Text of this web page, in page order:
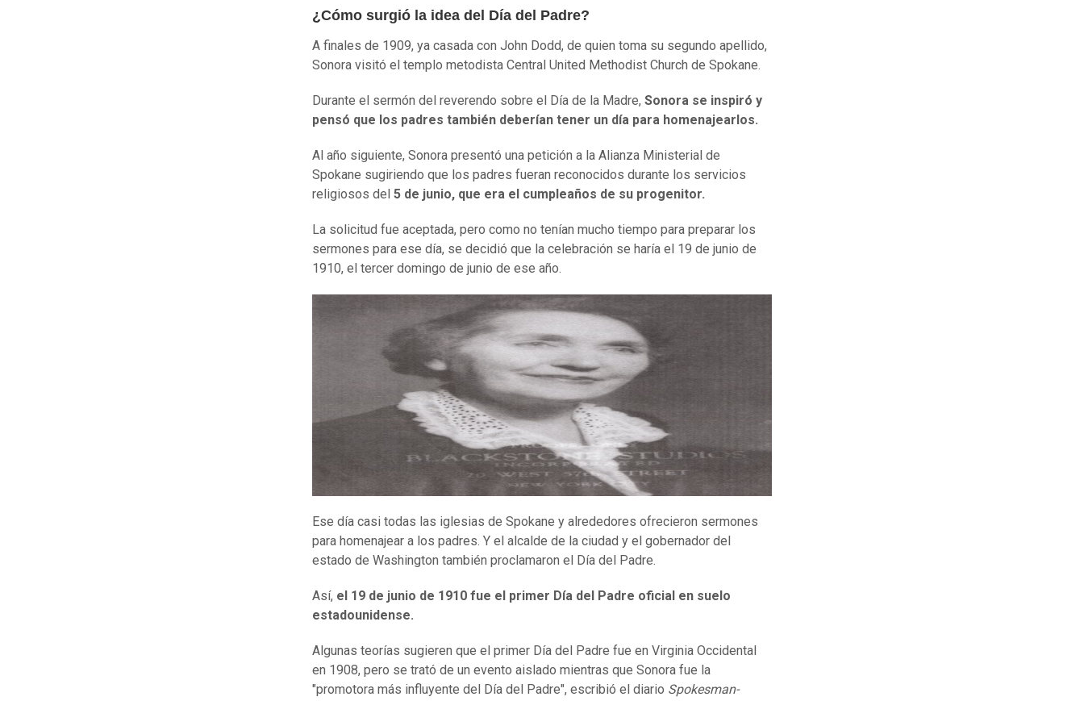
¿Cómo surgió la idea del Día del Padre?
A finales de 1909, ya casada con John Dodd, de quien toma su segundo apellido,
Sonora visitó el templo metodista Central United Methodist Church de Spokane.
Durante el sermón del reverendo sobre el Día de la Madre, Sonora se inspiró y
pensó que los padres también deberían tener un día para homenajearlos.
Al año siguiente, Sonora presentó una petición a la Alianza Ministerial de
Spokane sugiriendo que los padres fueran reconocidos durante los servicios
religiosos del 5 de junio, que era el cumpleaños de su progenitor.
La solicitud fue aceptada, pero como no tenían mucho tiempo para preparar los
sermones para ese día, se decidió que la celebración se haría el 19 de junio de
1910, el tercer domingo de junio de ese año.
Ese día casi todas las iglesias de Spokane y alrededores ofrecieron sermones
para homenajear a los padres. Y el alcalde de la ciudad y el gobernador del
estado de Washington también proclamaron el Día del Padre.
Así, el 19 de junio de 1910 fue el primer Día del Padre oficial en suelo
estadounidense.
Algunas teorías sugieren que el primer Día del Padre fue en Virginia Occidental
en 1908, pero se trató de un evento aislado mientras que Sonora fue la
"promotora más influyente del Día del Padre", escribió el diario Spokesman-